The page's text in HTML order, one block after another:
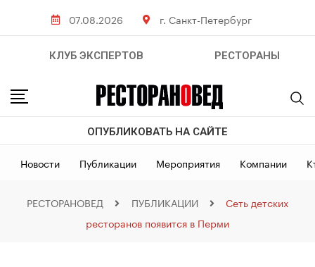
07.08.2026 г. Санкт-Петербург
КЛУБ ЭКСПЕРТОВ РЕСТОРАНЫ
ОПУБЛИКОВАТЬ НА САЙТЕ
Новости Публикации Мероприятия Компании
РЕСТОРАНОВЕД ПУБЛИКАЦИИ
Сеть детских
ресторанов появится в Перми